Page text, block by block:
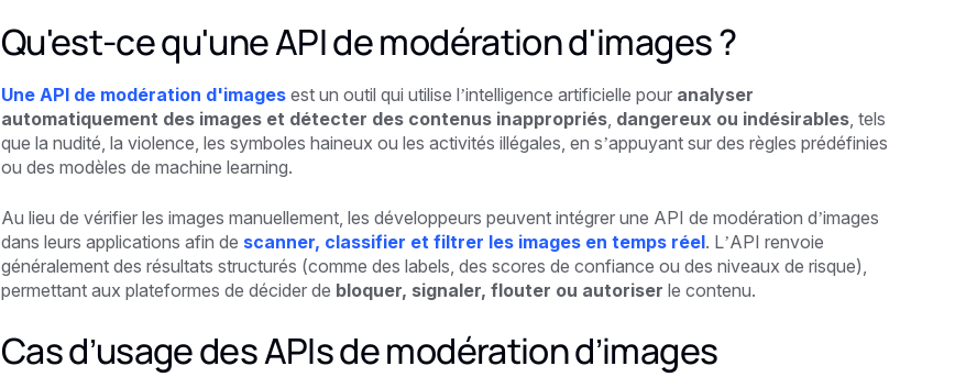
Qu'est-ce qu'une API de modération d'images ?
Une API de modération d'imagesest un outil qui utilise l’intelligence artificielle pour analyser
automatiquement des images et détecter des contenus inappropriés, dangereux ou indésirables, tels
que la nudité, la violence, les symboles haineux ou les activités illégales, en s’appuyant sur des règles prédéfinies
ou des modèles de machine learning.
Au lieu de vérifier les images manuellement, les développeurs peuvent intégrer une API de modération d’images
dans leurs applications afin de scanner, classifier et filtrer les images en temps réel. L’API renvoie
généralement des résultats structurés (comme des labels, des scores de confiance ou des niveaux de risque),
permettant aux plateformes de décider de bloquer, signaler, flouter ou autoriser le contenu.
Cas d’usage des APIs de modération d’images